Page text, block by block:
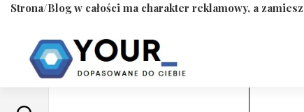
Strona/Blog w całości ma charakter reklamowy, a
content